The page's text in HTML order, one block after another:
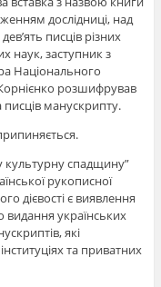
дослідниці, над
писців різних
наук, заступник з
Національного
Корнієнко розшифрував
писців манускрипту.
культурну спадщину”
рукописної
дієвості є виявлення
видання українських
які
та приватних